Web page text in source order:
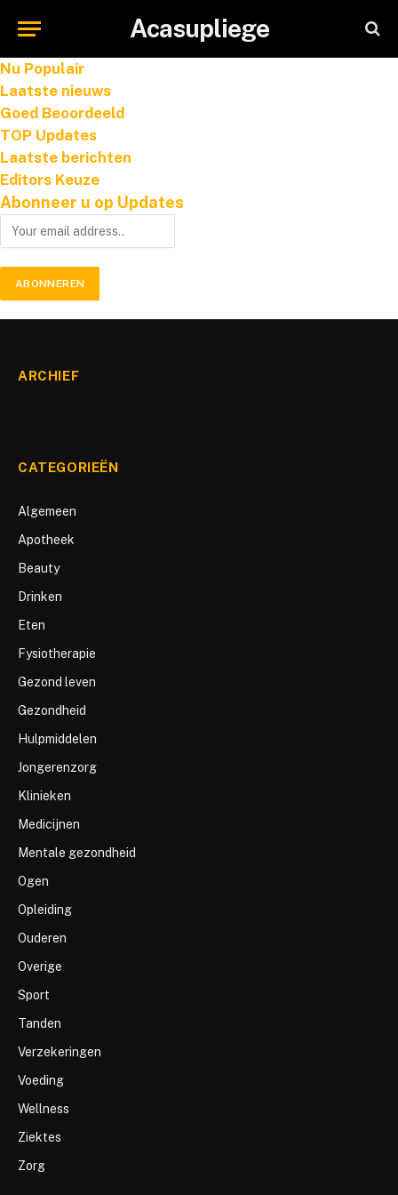
Acasupliege
Nu Populair
Laatste nieuws
Goed Beoordeeld
TOP Updates
Laatste berichten
Editors Keuze
Abonneer u op Updates
ARCHIEF
CATEGORIEËN
Algemeen
Apotheek
Beauty
Drinken
Eten
Fysiotherapie
Gezond leven
Gezondheid
Hulpmiddelen
Jongerenzorg
Klinieken
Medicijnen
Mentale gezondheid
Ogen
Opleiding
Ouderen
Overige
Sport
Tanden
Verzekeringen
Voeding
Wellness
Ziektes
Zorg